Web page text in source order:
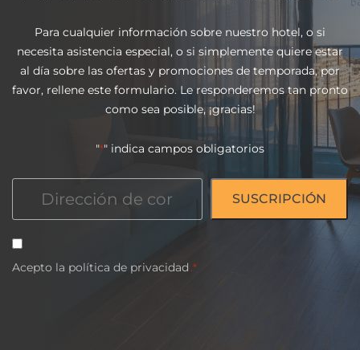
Para cualquier información sobre nuestro hotel, o si
necesita asistencia especial, o si simplemente quiere estar
al día sobre las ofertas y promociones de temporada, por
favor, rellene este formulario. Le responderemos tan pronto
como sea posible, ¡gracias!
"*" indica campos obligatorios
Consentimiento
*
Acepto la política de privacidad .*